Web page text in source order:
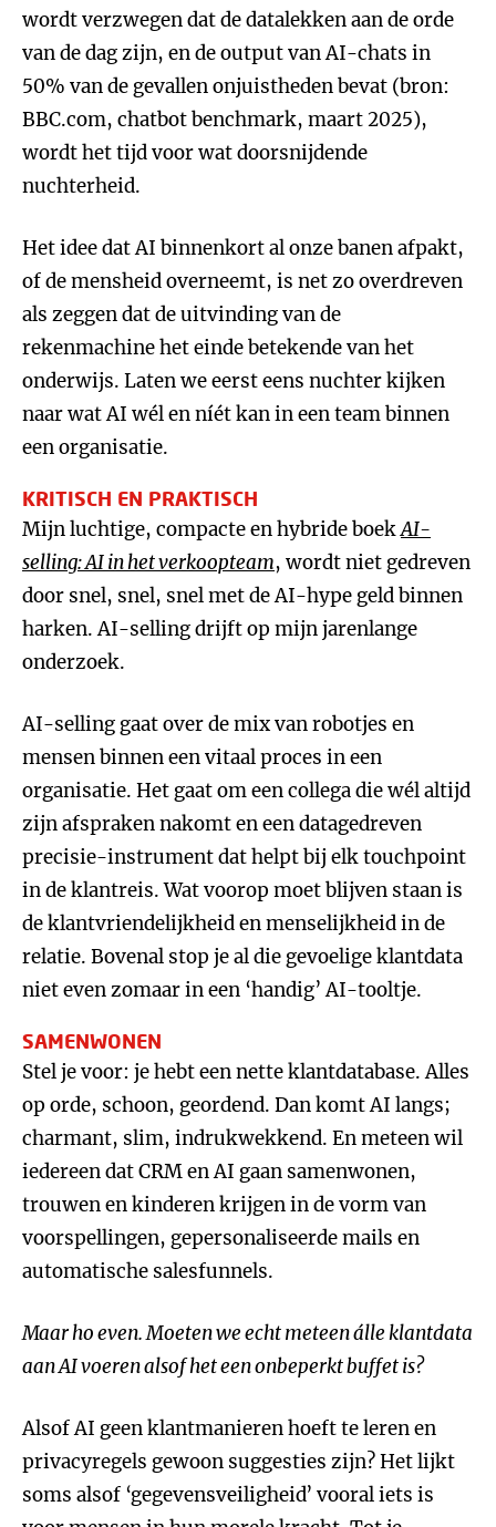
wordt verzwegen dat de datalekken aan de orde
van de dag zijn, en de output van AI-chats in
50% van de gevallen onjuistheden bevat (bron:
BBC.com, chatbot benchmark, maart 2025),
wordt het tijd voor wat doorsnijdende
nuchterheid.
Het idee dat AI binnenkort al onze banen afpakt,
of de mensheid overneemt, is net zo overdreven
als zeggen dat de uitvinding van de
rekenmachine het einde betekende van het
onderwijs. Laten we eerst eens nuchter kijken
naar wat AI wél en níét kan in een team binnen
een organisatie.
KRITISCH EN PRAKTISCH
Mijn luchtige, compacte en hybride boekAI-
selling: AI in het verkoopteam, wordt niet gedreven
door snel, snel, snel met de AI-hype geld binnen
harken. AI-selling drijft op mijn jarenlange
onderzoek.
AI-selling gaat over de mix van robotjes en
mensen binnen een vitaal proces in een
organisatie. Het gaat om een collega die wél altijd
zijn afspraken nakomt en een datagedreven
precisie-instrument dat helpt bij elk touchpoint
in de klantreis. Wat voorop moet blijven staan is
de klantvriendelijkheid en menselijkheid in de
relatie. Bovenal stop je al die gevoelige klantdata
niet even zomaar in een ‘handig’ AI-tooltje.
SAMENWONEN
Stel je voor: je hebt een nette klantdatabase. Alles
op orde, schoon, geordend. Dan komt AI langs;
charmant, slim, indrukwekkend. En meteen wil
iedereen dat CRM en AI gaan samenwonen,
trouwen en kinderen krijgen in de vorm van
voorspellingen, gepersonaliseerde mails en
automatische salesfunnels.
Maar ho even. Moeten we echt meteen álle klantdata
aan AI voeren alsof het een onbeperkt buffet is?
Alsof AI geen klantmanieren hoeft te leren en
privacyregels gewoon suggesties zijn? Het lijkt
soms alsof ‘gegevensveiligheid’ vooral iets is